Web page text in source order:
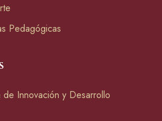
Pedagógicas
de Innovación y Desarrollo